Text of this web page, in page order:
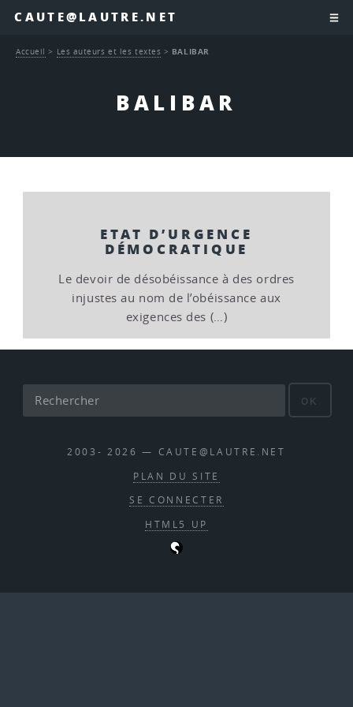
CAUTE@LAUTRE.NET
BALIBAR
Accueil > Les auteurs et les textes > BALIBAR
ETAT D’URGENCE
DÉMOCRATIQUE
Le devoir de désobéissance à des ordres
injustes au nom de l’obéissance aux
exigences des (…)
OK
2003- 2026 — CAUTE@LAUTRE.NET
PLAN DU SITE
SE CONNECTER
HTML5 UP